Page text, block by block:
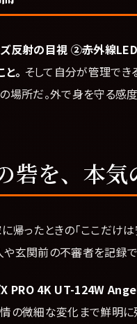
ズ反射の目視 ②赤外線
。 そして自分が管理でき
場所だ。外で身を守る感
砦を、本気
帰ったときの「ここだけ
玄関前の不審者を記録で
PRO 4K UT-124W
の微細な変化まで鮮明